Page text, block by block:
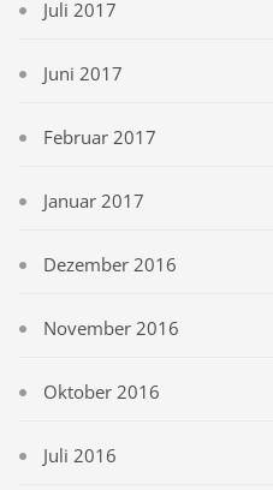
Juli 2017
Juni 2017
Februar 2017
Januar 2017
Dezember 2016
November 2016
Oktober 2016
Juli 2016